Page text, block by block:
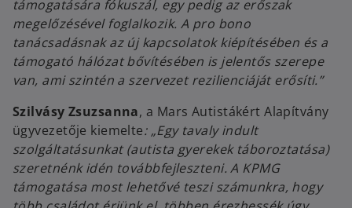
támogatására fókuszál, egy pedig az erőszak
megelőzésével foglalkozik. A pro bono
tanácsadásnak az új kapcsolatok kiépítésében és a
támogató hálózat bővítésében is jelentős szerepe
van, ami szintén a szervezet rezilienciáját erősíti.”
Szilvásy Zsuzsanna, a Mars Autistákért Alapítvány
ügyvezetője kiemelte: „Egy tavaly indult
szolgáltatásunkat (autista gyerekek táboroztatása)
szeretnénk idén továbbfejleszteni. A KPMG
támogatása most lehetővé teszi számunkra, hogy